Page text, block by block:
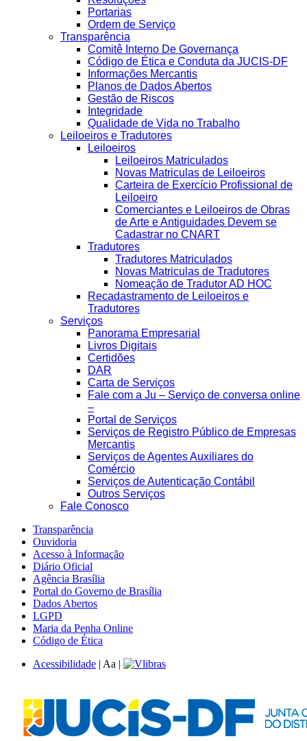
Portarias
Ordem de Serviço
Transparência
Comitê Interno De Governança
Código de Ética e Conduta da JUCIS-DF
Informações Mercantis
Planos de Dados Abertos
Gestão de Riscos
Integridade
Qualidade de Vida no Trabalho
Leiloeiros e Tradutores
Leiloeiros
Leiloeiros Matriculados
Novas Matriculas de Leiloeiros
Carteira de Exercício Profissional de
Leiloeiro
Comerciantes e Leiloeiros de Obras
de Arte e Antiguidades Devem se
Cadastrar no CNART
Tradutores
Tradutores Matriculados
Novas Matriculas de Tradutores
Nomeação de Tradutor AD HOC
Recadastramento de Leiloeiros e
Tradutores
Serviços
Panorama Empresarial
Livros Digitais
Certidões
DAR
Carta de Serviços
Fale com a Ju – Serviço de conversa online
–
Portal de Serviços
Serviços de Registro Público de Empresas
Mercantis
Serviços de Agentes Auxiliares do
Comércio
Serviços de Autenticação Contábil
Outros Serviços
Fale Conosco
Transparência
Ouvidoria
Acesso à Informação
Diário Oficial
Agência Brasília
Portal do Governo de Brasília
Dados Abertos
LGPD
Maria da Penha Online
Código de Ética
Acessibilidade | Aa |